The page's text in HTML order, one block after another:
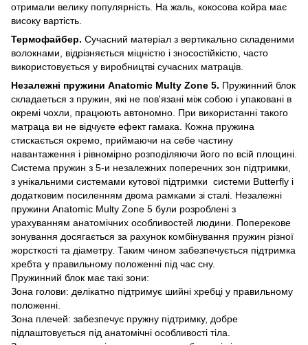
отримали велику популярність. На жаль, кокосова койра має
високу вартість.
Термофайбер. Сучасний матеріал з вертикально складеними
волокнами, відрізняється міцністю і зносостійкістю, часто
використовується у виробництві сучасних матраців.
Незалежні пружини Anatomic Multy Zone 5. Пружинний блок
складаеться з пружин, які не пов'язані між собою і упаковані в
окремі чохли, працюють автономно. При використанні такого
матраца ви не відчуєте ефект гамака. Кожна пружина
стискається окремо, приймаючи на себе частину
навантаження і рівномірно розподіляючи його по всій площині.
Система пружин з 5-и незалежних поперечних зон підтримки,
з унікальними системами кутової підтримки системи Butterfly і
додатковим посиленням двома рамками зі сталі. Незалежні
пружини Anatomic Multy Zone 5 були розроблені з
урахуванням анатомічних особливостей людини. Поперекове
зонування досягається за рахунок комбінування пружин різної
жорсткості та діаметру. Таким чином забезпечується підтримка
хребта у правильному положенні під час сну.
Пружинний блок має такі зони:
Зона голови: делікатно підтримує шийні хребці у правильному
положенні.
Зона плечей: забезпечує пружну підтримку, добре
підлаштовується під анатомічні особливості тіла.